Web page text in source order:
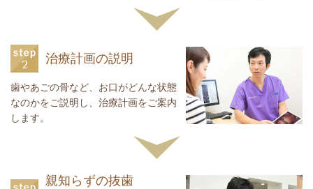
治療計画の説明
歯やあごの骨など、お口がどんな状態
なのかをご説明し、治療計画をご案内
します。
親知らずの抜歯